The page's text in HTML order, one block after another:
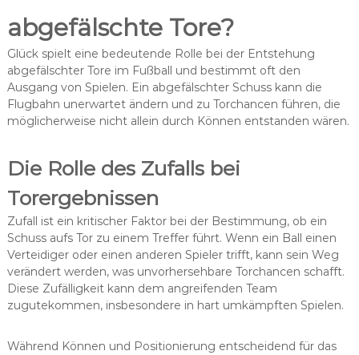
abgefälschte Tore?
Glück spielt eine bedeutende Rolle bei der Entstehung
abgefälschter Tore im Fußball und bestimmt oft den
Ausgang von Spielen. Ein abgefälschter Schuss kann die
Flugbahn unerwartet ändern und zu Torchancen führen, die
möglicherweise nicht allein durch Können entstanden wären.
Die Rolle des Zufalls bei
Torergebnissen
Zufall ist ein kritischer Faktor bei der Bestimmung, ob ein
Schuss aufs Tor zu einem Treffer führt. Wenn ein Ball einen
Verteidiger oder einen anderen Spieler trifft, kann sein Weg
verändert werden, was unvorhersehbare Torchancen schafft.
Diese Zufälligkeit kann dem angreifenden Team
zugutekommen, insbesondere in hart umkämpften Spielen.
Während Können und Positionierung entscheidend für das